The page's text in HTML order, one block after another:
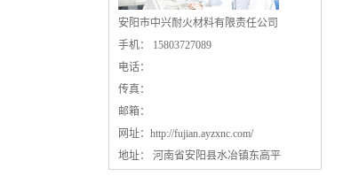
安阳市中兴耐火材料有限责任公司
手机： 15803727089
电话：
传真：
邮箱：
网址： http://fujian.ayzxnc.com/
地址： 河南省安阳县水冶镇东高平